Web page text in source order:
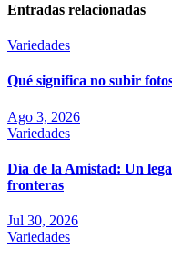
Entradas relacionadas
Variedades
Qué significa no subir
Ago 3, 2026
Variedades
Día de la Amistad: Un
fronteras
Jul 30, 2026
Variedades